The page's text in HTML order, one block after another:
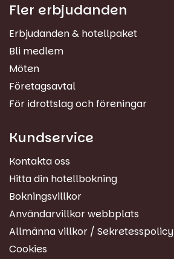
Fler erbjudanden
Erbjudanden & hotellpaket
Bli medlem
Möten
Företagsavtal
För idrottslag och föreningar
Kundservice
Kontakta oss
Hitta din hotellbokning
Bokningsvillkor
Användarvillkor webbplats
Allmänna villkor / Sekretesspolicy
Cookies